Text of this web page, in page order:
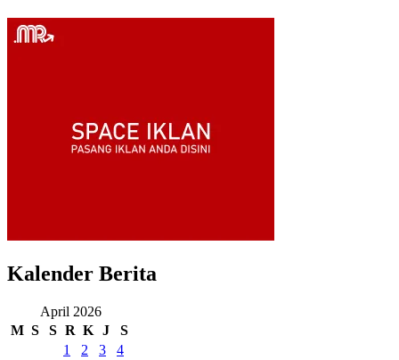
Kalender Berita
April 2026
M S S R K J
S
1
2 3
4